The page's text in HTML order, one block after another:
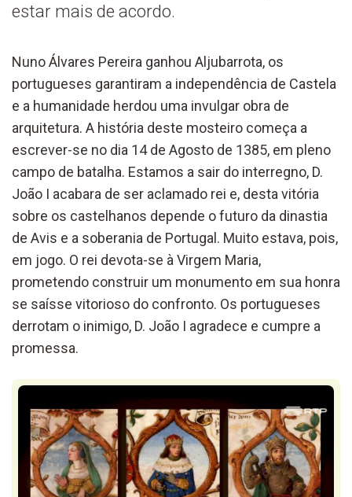
estar mais de acordo.
Nuno Álvares Pereira ganhou Aljubarrota, os
portugueses garantiram a independência de Castela
e a humanidade herdou uma invulgar obra de
arquitetura. A história deste mosteiro começa a
escrever-se no dia 14 de Agosto de 1385, em pleno
campo de batalha. Estamos a sair do interregno, D.
João I acabara de ser aclamado rei e, desta vitória
sobre os castelhanos depende o futuro da dinastia
de Avis e a soberania de Portugal. Muito estava, pois,
em jogo. O rei devota-se à Virgem Maria,
prometendo construir um monumento em sua honra
se saísse vitorioso do confronto. Os portugueses
derrotam o inimigo, D. João I agradece e cumpre a
promessa.